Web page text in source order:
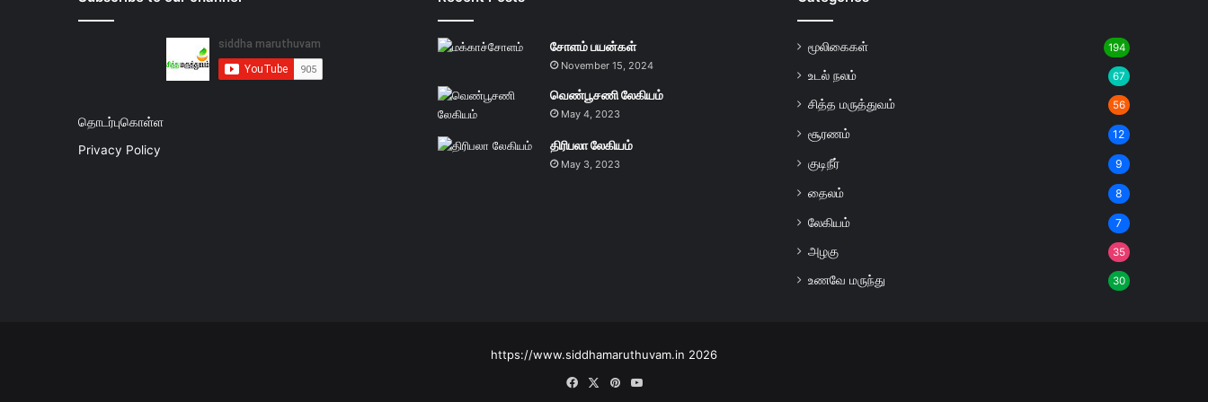
தொடர்புகொள்ள
Privacy Policy
சோளம் பயன்கள்
November 15, 2024
வெண்பூசணி லேகியம்
May 4, 2023
திரிபலா லேகியம்
May 3, 2023
மூலிகைகள் 194
உடல் நலம் 67
சித்த மருத்துவம் 56
சூரணம் 12
குடிநீர் 9
தைலம் 8
லேகியம் 7
அழகு 35
உணவே மருந்து 30
https://www.siddhamaruthuvam.in 2026
FacebookPinterestYouTube